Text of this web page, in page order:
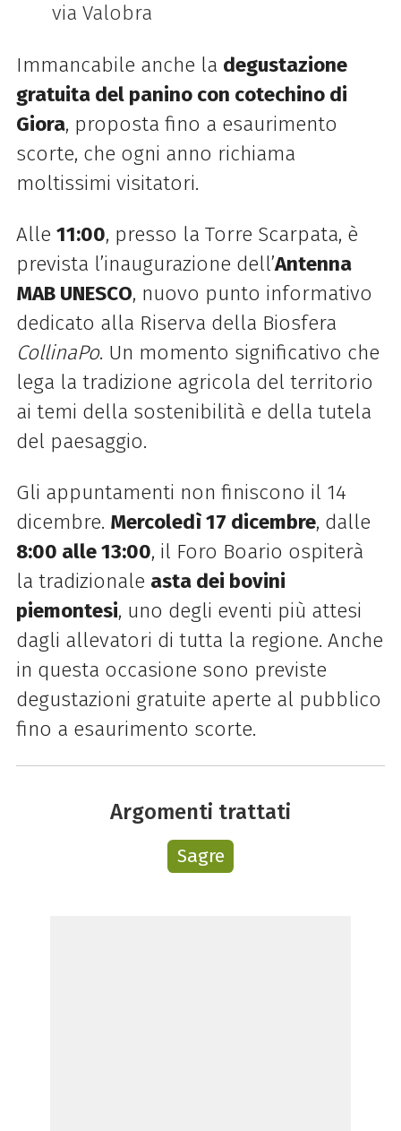
via Valobra
Immancabile anche la degustazione
gratuita del panino con cotechino di
Giora, proposta fino a esaurimento
scorte, che ogni anno richiama
moltissimi visitatori.
Alle 11:00, presso la Torre Scarpata, è
prevista l’inaugurazione dell’Antenna
MAB UNESCO, nuovo punto informativo
dedicato alla Riserva della Biosfera
CollinaPo. Un momento significativo che
lega la tradizione agricola del territorio
ai temi della sostenibilità e della tutela
del paesaggio.
Gli appuntamenti non finiscono il 14
dicembre. Mercoledì 17 dicembre, dalle
8:00 alle 13:00, il Foro Boario ospiterà
la tradizionale asta dei bovini
piemontesi, uno degli eventi più attesi
dagli allevatori di tutta la regione. Anche
in questa occasione sono previste
degustazioni gratuite aperte al pubblico
fino a esaurimento scorte.
Argomenti trattati
Sagre